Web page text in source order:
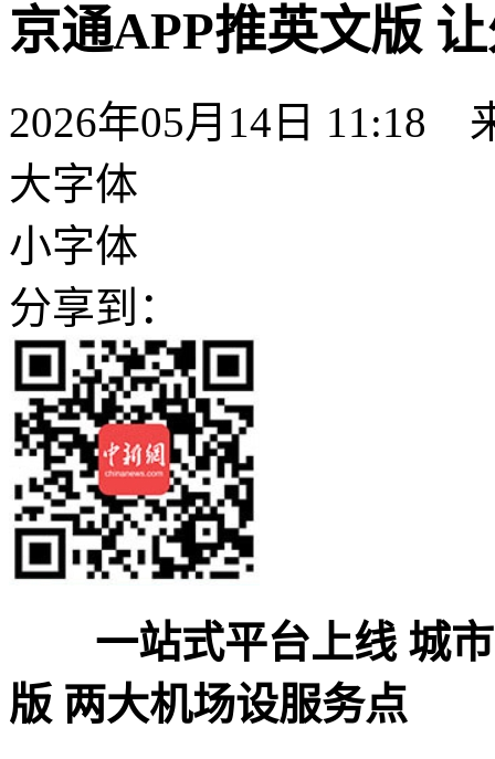
京通APP推英文版
2026年05月14日 11:18
大字体
小字体
分享到：
一站式平台上线 城
版 两大机场设服务点